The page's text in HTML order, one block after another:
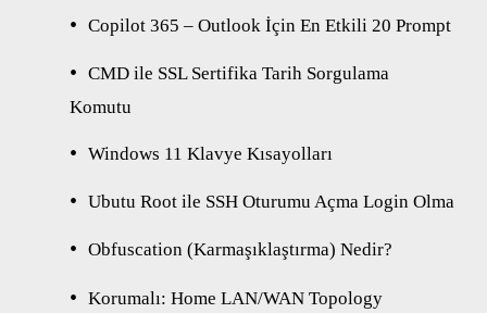
Copilot 365 – Outlook İçin En Etkili 20 Prompt
CMD ile SSL Sertifika Tarih Sorgulama
Komutu
Windows 11 Klavye Kısayolları
Ubutu Root ile SSH Oturumu Açma Login Olma
Obfuscation (Karmaşıklaştırma) Nedir?
Korumalı: Home LAN/WAN Topology